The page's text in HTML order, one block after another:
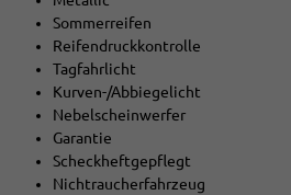
Sommerreifen
Reifendruckkontrolle
Tagfahrlicht
Kurven-/Abbiegelicht
Nebelscheinwerfer
Garantie
Scheckheftgepflegt
Nichtraucherfahrzeug